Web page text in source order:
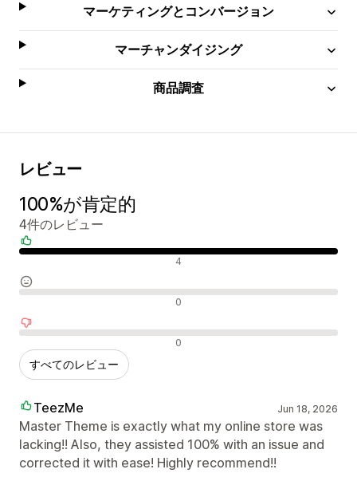
マーケティングとコンバージョン
マーチャンダイジング
商品調査
レビュー
100%が肯定的
4件のレビュー
肯定的なレビュー 4
中間的なレビュー 0
否定的なレビュー 0
すべてのレビュー
TeezMe Jun 18, 2026
Master Theme is exactly what my online store was
lacking!! Also, they assisted 100% with an issue and
corrected it with ease! Highly recommend!!